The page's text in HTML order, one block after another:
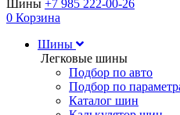
Шины +7 985 222-00-26
0 Корзина
Шины
Легковые шины
Подбор по авто
Подбор по
Каталог шин